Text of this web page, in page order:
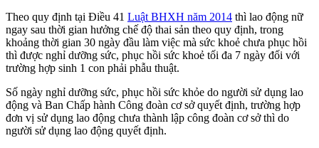
Theo quy định tại Điều 41 Luật BHXH năm 2014 thì lao động nữ
ngay sau thời gian hưởng chế độ thai sản theo quy định, trong
khoảng thời gian 30 ngày đầu làm việc mà sức khoẻ chưa phục hồi
thì được nghỉ dưỡng sức, phục hồi sức khoẻ tối đa 7 ngày đối với
trường hợp sinh 1 con phải phẫu thuật.
Số ngày nghỉ dưỡng sức, phục hồi sức khỏe do người sử dụng lao
động và Ban Chấp hành Công đoàn cơ sở quyết định, trường hợp
đơn vị sử dụng lao động chưa thành lập công đoàn cơ sở thì do
người sử dụng lao động quyết định.